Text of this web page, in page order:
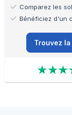
Comparez les
Bénéficiez d'un
Trouvez